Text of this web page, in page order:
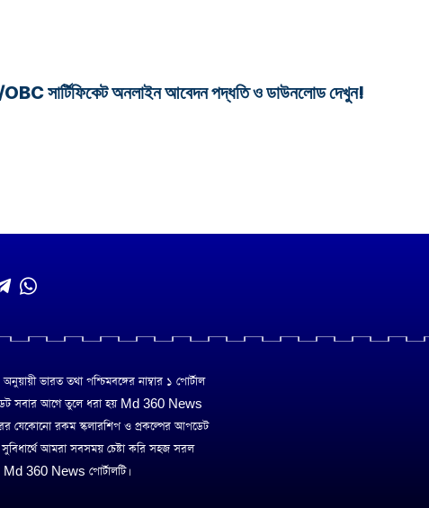
অনলাইন আবেদন পদ্ধতি ও ডাউনলোড দেখুন!
ভারত তথা পশ্চিমবঙ্গের নাম্বার ১ পোর্টাল
সবার আগে তুলে ধরা হয় Md 360 News
যেকোনো রকম স্কলারশিপ ও প্রকল্পের আপডেট
আমরা সবসময় চেষ্টা করি সহজ সরল
360 News পোর্টালটি।